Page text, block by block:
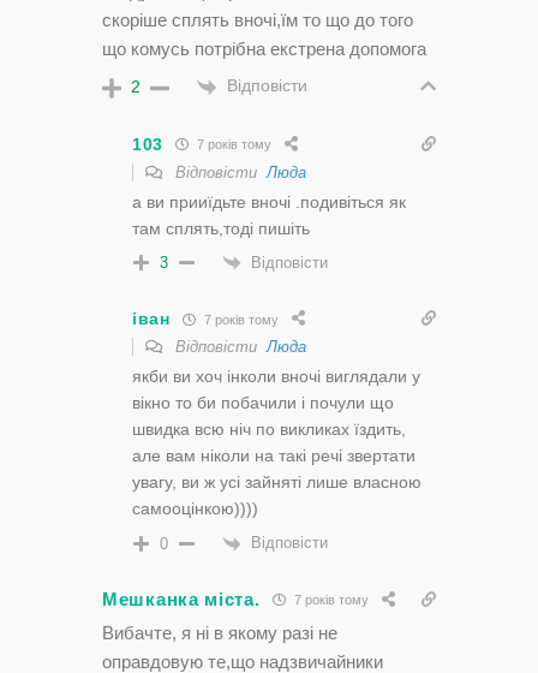
скоріше сплять вночі,їм то що до того
що комусь потрібна екстрена допомога
2 Відповісти
103 7 років тому
Відповісти Люда
а ви прииїдьте вночі .подивіться як
там сплять,тоді пишіть
3 Відповісти
іван 7 років тому
ВідповістиЛюда
якби ви хоч інколи вночі виглядали у
вікно то би побачили і почули що
швидка всю ніч по викликах їздить,
але вам ніколи на такі речі звертати
увагу, ви ж усі зайняті лише власною
самооцінкою))))
0 Відповісти
Мешканка міста. 7 років тому
Вибачте, я ні в якому разі не
оправдовую те,що надзвичайники